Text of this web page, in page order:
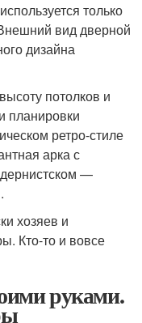
только
вид дверной
дизайна
потолков и
планировки
ретро-стиле
арка с
—
хозяев и
Кто-то и вовсе
руками.